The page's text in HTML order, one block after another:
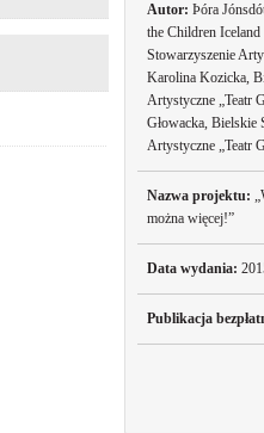
Autor: Þóra
the Children
Stowarzyszenie
Karolina Kozicka,
Artystyczne „Teatr
Głowacka, Bielskie
Artystyczne „Teatr
Nazwa projektu:
można więcej!”
Data wydania:
Publikacja